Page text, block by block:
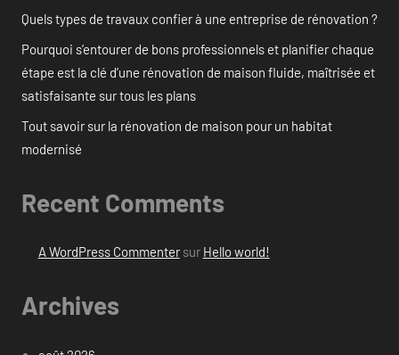
Quels types de travaux confier à une entreprise de rénovation ?
Pourquoi s’entourer de bons professionnels et planifier chaque
étape est la clé d’une rénovation de maison fluide, maîtrisée et
satisfaisante sur tous les plans
Tout savoir sur la rénovation de maison pour un habitat
modernisé
Recent Comments
A WordPress Commentersur Hello world!
Archives